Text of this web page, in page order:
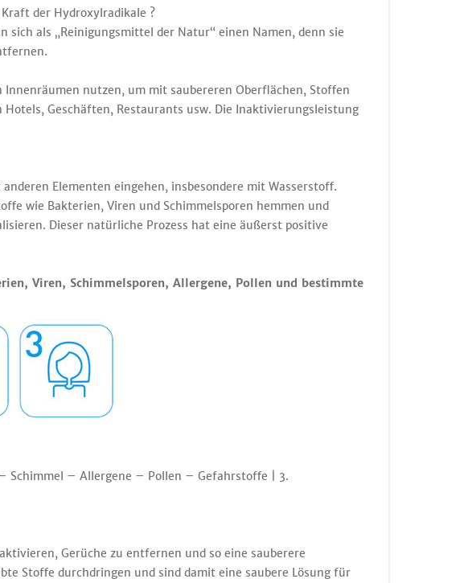
der Hydroxylradikale ?
als „Reinigungsmittel der Natur“ einen Namen, denn sie
nutzen, um mit saubereren Oberflächen, Stoffen
Geschäften, Restaurants usw. Die Inaktivierungsleistung
Elementen eingehen, insbesondere mit Wasserstoff.
wie Bakterien, Viren und Schimmelsporen hemmen und
Dieser natürliche Prozess hat eine äußerst positive
Viren, Schimmelsporen, Allergene, Pollen und bestimmte
Schimmel – Allergene – Pollen – Gefahrstoffe | 3.
Gerüche zu entfernen und so eine sauberere
Stoffe durchdringen und sind damit eine saubere Lösung für